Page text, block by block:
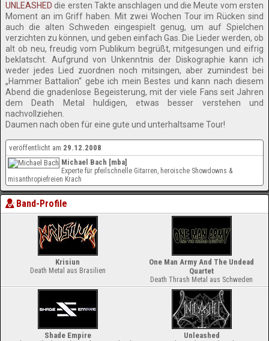
UNLEASHED die ersten Takte anschlagen und die Meute vom ersten
Moment an im Griff haben. Mit zwei Wochen Tour im Rücken sind
auch die alten Schweden eingespielt genug, um auf Spielchen
verzichten zu können, und geben einfach Gas. Die Lieder werden, ob
alt ob neu, freudig vom Publikum begrüßt, mitgesungen und eifrig
beklatscht. Aufgrund von Unkenntnis der Diskographie kann ich
weder jedes Lied zuordnen noch mitsingen, aber zumindest bei
„Hammer Battalion“ gebe ich mein Bestes und kann nach diesem
Abend die gnadenlose Begeisterung, mit der viele Fans seit Jahren
dem Death Metal huldigen, etwas besser verstehen und
nachvollziehen.
Daumen nach oben für eine gute und unterhaltsame Tour!
veröffentlicht am 29.12.2008
Michael Bach [mba]
Experte für pfeilschnelle Gitarren, heroische Showdowns &
misanthropiefreien Krach
Band-Profile
Krisiun
Death Metal aus Brasilien
One Man Army And The Undead
Quartet
Death Thrash Metal aus Schweden
Shade Empire Unleashed